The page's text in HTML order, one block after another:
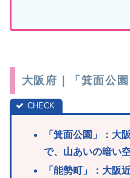
大阪府｜「箕面公園
「箕面公園」：大
で、山あいの暗い
「能勢町」：大阪